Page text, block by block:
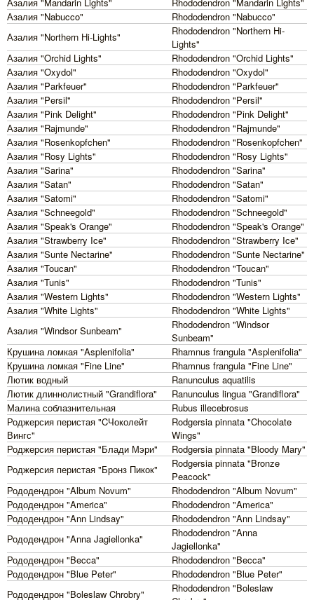
Азалия "Nabucco"
Rhododendron "Nabucco"
Азалия "Northern Hi-Lights"
Rhododendron "Northern Hi-
Lights"
Азалия "Orchid Lights"
Rhododendron "Orchid Lights"
Азалия "Oxydol"
Rhododendron "Oxydol"
Азалия "Parkfeuer"
Rhododendron "Parkfeuer"
Азалия "Persil"
Rhododendron "Persil"
Азалия "Pink Delight"
Rhododendron "Pink Delight"
Азалия "Rajmunde"
Rhododendron "Rajmunde"
Азалия "Rosenkopfchen"
Rhododendron "Rosenkopfchen"
Азалия "Rosy Lights"
Rhododendron "Rosy Lights"
Азалия "Sarina"
Rhododendron "Sarina"
Азалия "Satan"
Rhododendron "Satan"
Азалия "Satomi"
Rhododendron "Satomi"
Азалия "Schneegold"
Rhododendron "Schneegold"
Азалия "Speak's Orange"
Rhododendron "Speak's Orange"
Азалия "Strawberry Ice"
Rhododendron "Strawberry Ice"
Азалия "Sunte Nectarine"
Rhododendron "Sunte Nectarine"
Азалия "Toucan"
Rhododendron "Toucan"
Азалия "Tunis"
Rhododendron "Tunis"
Азалия "Western Lights"
Rhododendron "Western Lights"
Азалия "White Lights"
Rhododendron "White Lights"
Азалия "Windsor Sunbeam"
Rhododendron "Windsor
Sunbeam"
Крушина ломкая "Asplenifolia"
Rhamnus frangula "Asplenifolia"
Крушина ломкая "Fine Line"
Rhamnus frangula "Fine Line"
Лютик водный
Ranunculus aquatilis
Лютик длиннолистный "Grandiflora"
Ranunculus lingua "Grandiflora"
Малина соблазнительная
Rubus illecebrosus
Роджерсия перистая "CЧоколейт
Вингс"
Rodgersia pinnata "Chocolate
Wings"
Роджерсия перистая "Блади Мэри"
Rodgersia pinnata "Bloody Mary"
Роджерсия перистая "Бронз Пикок"
Rodgersia pinnata "Bronze
Peacock"
Рододендрон "Album Novum"
Rhododendron "Album Novum"
Рододендрон "America"
Rhododendron "America"
Рододендрон "Ann Lindsay"
Rhododendron "Ann Lindsay"
Рододендрон "Anna Jagiellonka"
Rhododendron "Anna
Jagiellonka"
Рододендрон "Becca"
Rhododendron "Becca"
Рододендрон "Blue Peter"
Rhododendron "Blue Peter"
Рододендрон "Boleslaw Chrobry"
Rhododendron "Boleslaw